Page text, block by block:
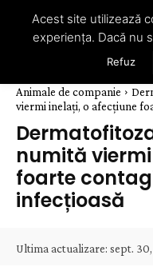
Animale de companie
viermi inelați, o afecțiune
numită
foarte
infecțioasă
Ultima actualizare: sept. 30,
Acest site utilizează
experiența. Dacă nu
Refuz